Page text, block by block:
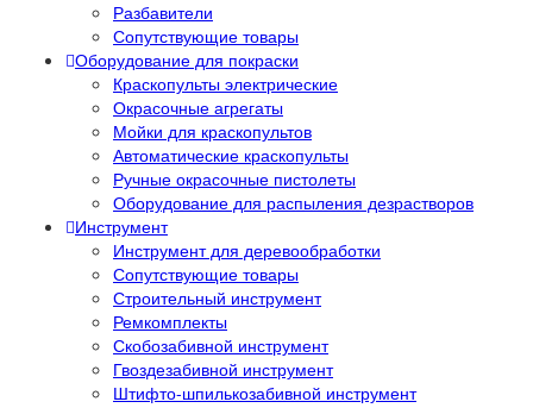
Разбавители
Сопутствующие товары
Оборудование для покраски
Краскопульты электрические
Окрасочные агрегаты
Мойки для краскопультов
Автоматические краскопульты
Ручные окрасочные пистолеты
Оборудование для распыления дезрастворов
Инструмент
Инструмент для деревообработки
Сопутствующие товары
Строительный инструмент
Ремкомплекты
Скобозабивной инструмент
Гвоздезабивной инструмент
Штифто-шпилькозабивной инструмент